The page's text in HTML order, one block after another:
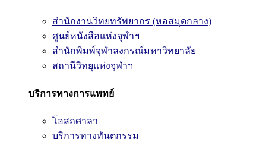
สำนักงานวิทยทรัพยากร (หอสมุดกลาง)
ศูนย์หนังสือแห่งจุฬาฯ
สำนักพิมพ์จุฬาลงกรณ์มหาวิทยาลัย
สถานีวิทยุแห่งจุฬาฯ
บริการทางการแพทย์
โอสถศาลา
บริการทางทันตกรรม